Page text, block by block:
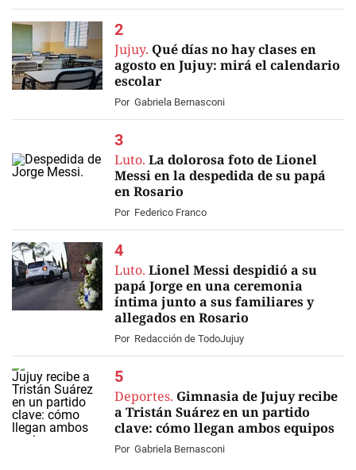
Jujuy. Qué días no hay clases en
agosto en Jujuy: mirá el calendario
escolar
Por Gabriela Bernasconi
Luto. La dolorosa foto de Lionel
Messi en la despedida de su papá
en Rosario
Por Federico Franco
Luto. Lionel Messi despidió a su
papá Jorge en una ceremonia
íntima junto a sus familiares y
allegados en Rosario
Por Redacción de TodoJujuy
Deportes. Gimnasia de Jujuy recibe
a Tristán Suárez en un partido
clave: cómo llegan ambos equipos
Por Gabriela Bernasconi